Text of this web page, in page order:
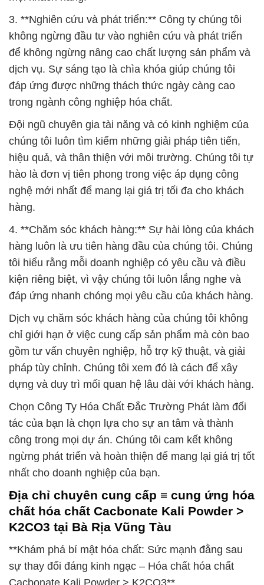
3. **Nghiên cứu và phát triển:** Công ty chúng tôi
không ngừng đầu tư vào nghiên cứu và phát triển
để không ngừng nâng cao chất lượng sản phẩm và
dịch vụ. Sự sáng tạo là chìa khóa giúp chúng tôi
đáp ứng được những thách thức ngày càng cao
trong ngành công nghiệp hóa chất.
Đội ngũ chuyên gia tài năng và có kinh nghiệm của
chúng tôi luôn tìm kiếm những giải pháp tiên tiến,
hiệu quả, và thân thiện với môi trường. Chúng tôi tự
hào là đơn vị tiên phong trong việc áp dụng công
nghệ mới nhất để mang lại giá trị tối đa cho khách
hàng.
4. **Chăm sóc khách hàng:** Sự hài lòng của khách
hàng luôn là ưu tiên hàng đầu của chúng tôi. Chúng
tôi hiểu rằng mỗi doanh nghiệp có yêu cầu và điều
kiện riêng biệt, vì vậy chúng tôi luôn lắng nghe và
đáp ứng nhanh chóng mọi yêu cầu của khách hàng.
Dịch vụ chăm sóc khách hàng của chúng tôi không
chỉ giới hạn ở việc cung cấp sản phẩm mà còn bao
gồm tư vấn chuyên nghiệp, hỗ trợ kỹ thuật, và giải
pháp tùy chỉnh. Chúng tôi xem đó là cách để xây
dựng và duy trì mối quan hệ lâu dài với khách hàng.
Chọn Công Ty Hóa Chất Đắc Trường Phát làm đối
tác của bạn là chọn lựa cho sự an tâm và thành
công trong mọi dự án. Chúng tôi cam kết không
ngừng phát triển và hoàn thiện để mang lại giá trị tốt
nhất cho doanh nghiệp của bạn.
Địa chỉ chuyên cung cấp ≡ cung ứng hóa
chất hóa chất Cacbonate Kali Powder >
K2CO3 tại Bà Rịa Vũng Tàu
**Khám phá bí mật hóa chất: Sức mạnh đằng sau
sự thay đổi đáng kinh ngạc – Hóa chất hóa chất
Cacbonate Kali Powder > K2CO3**